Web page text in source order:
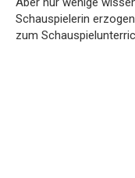
Schauspielerin
zum